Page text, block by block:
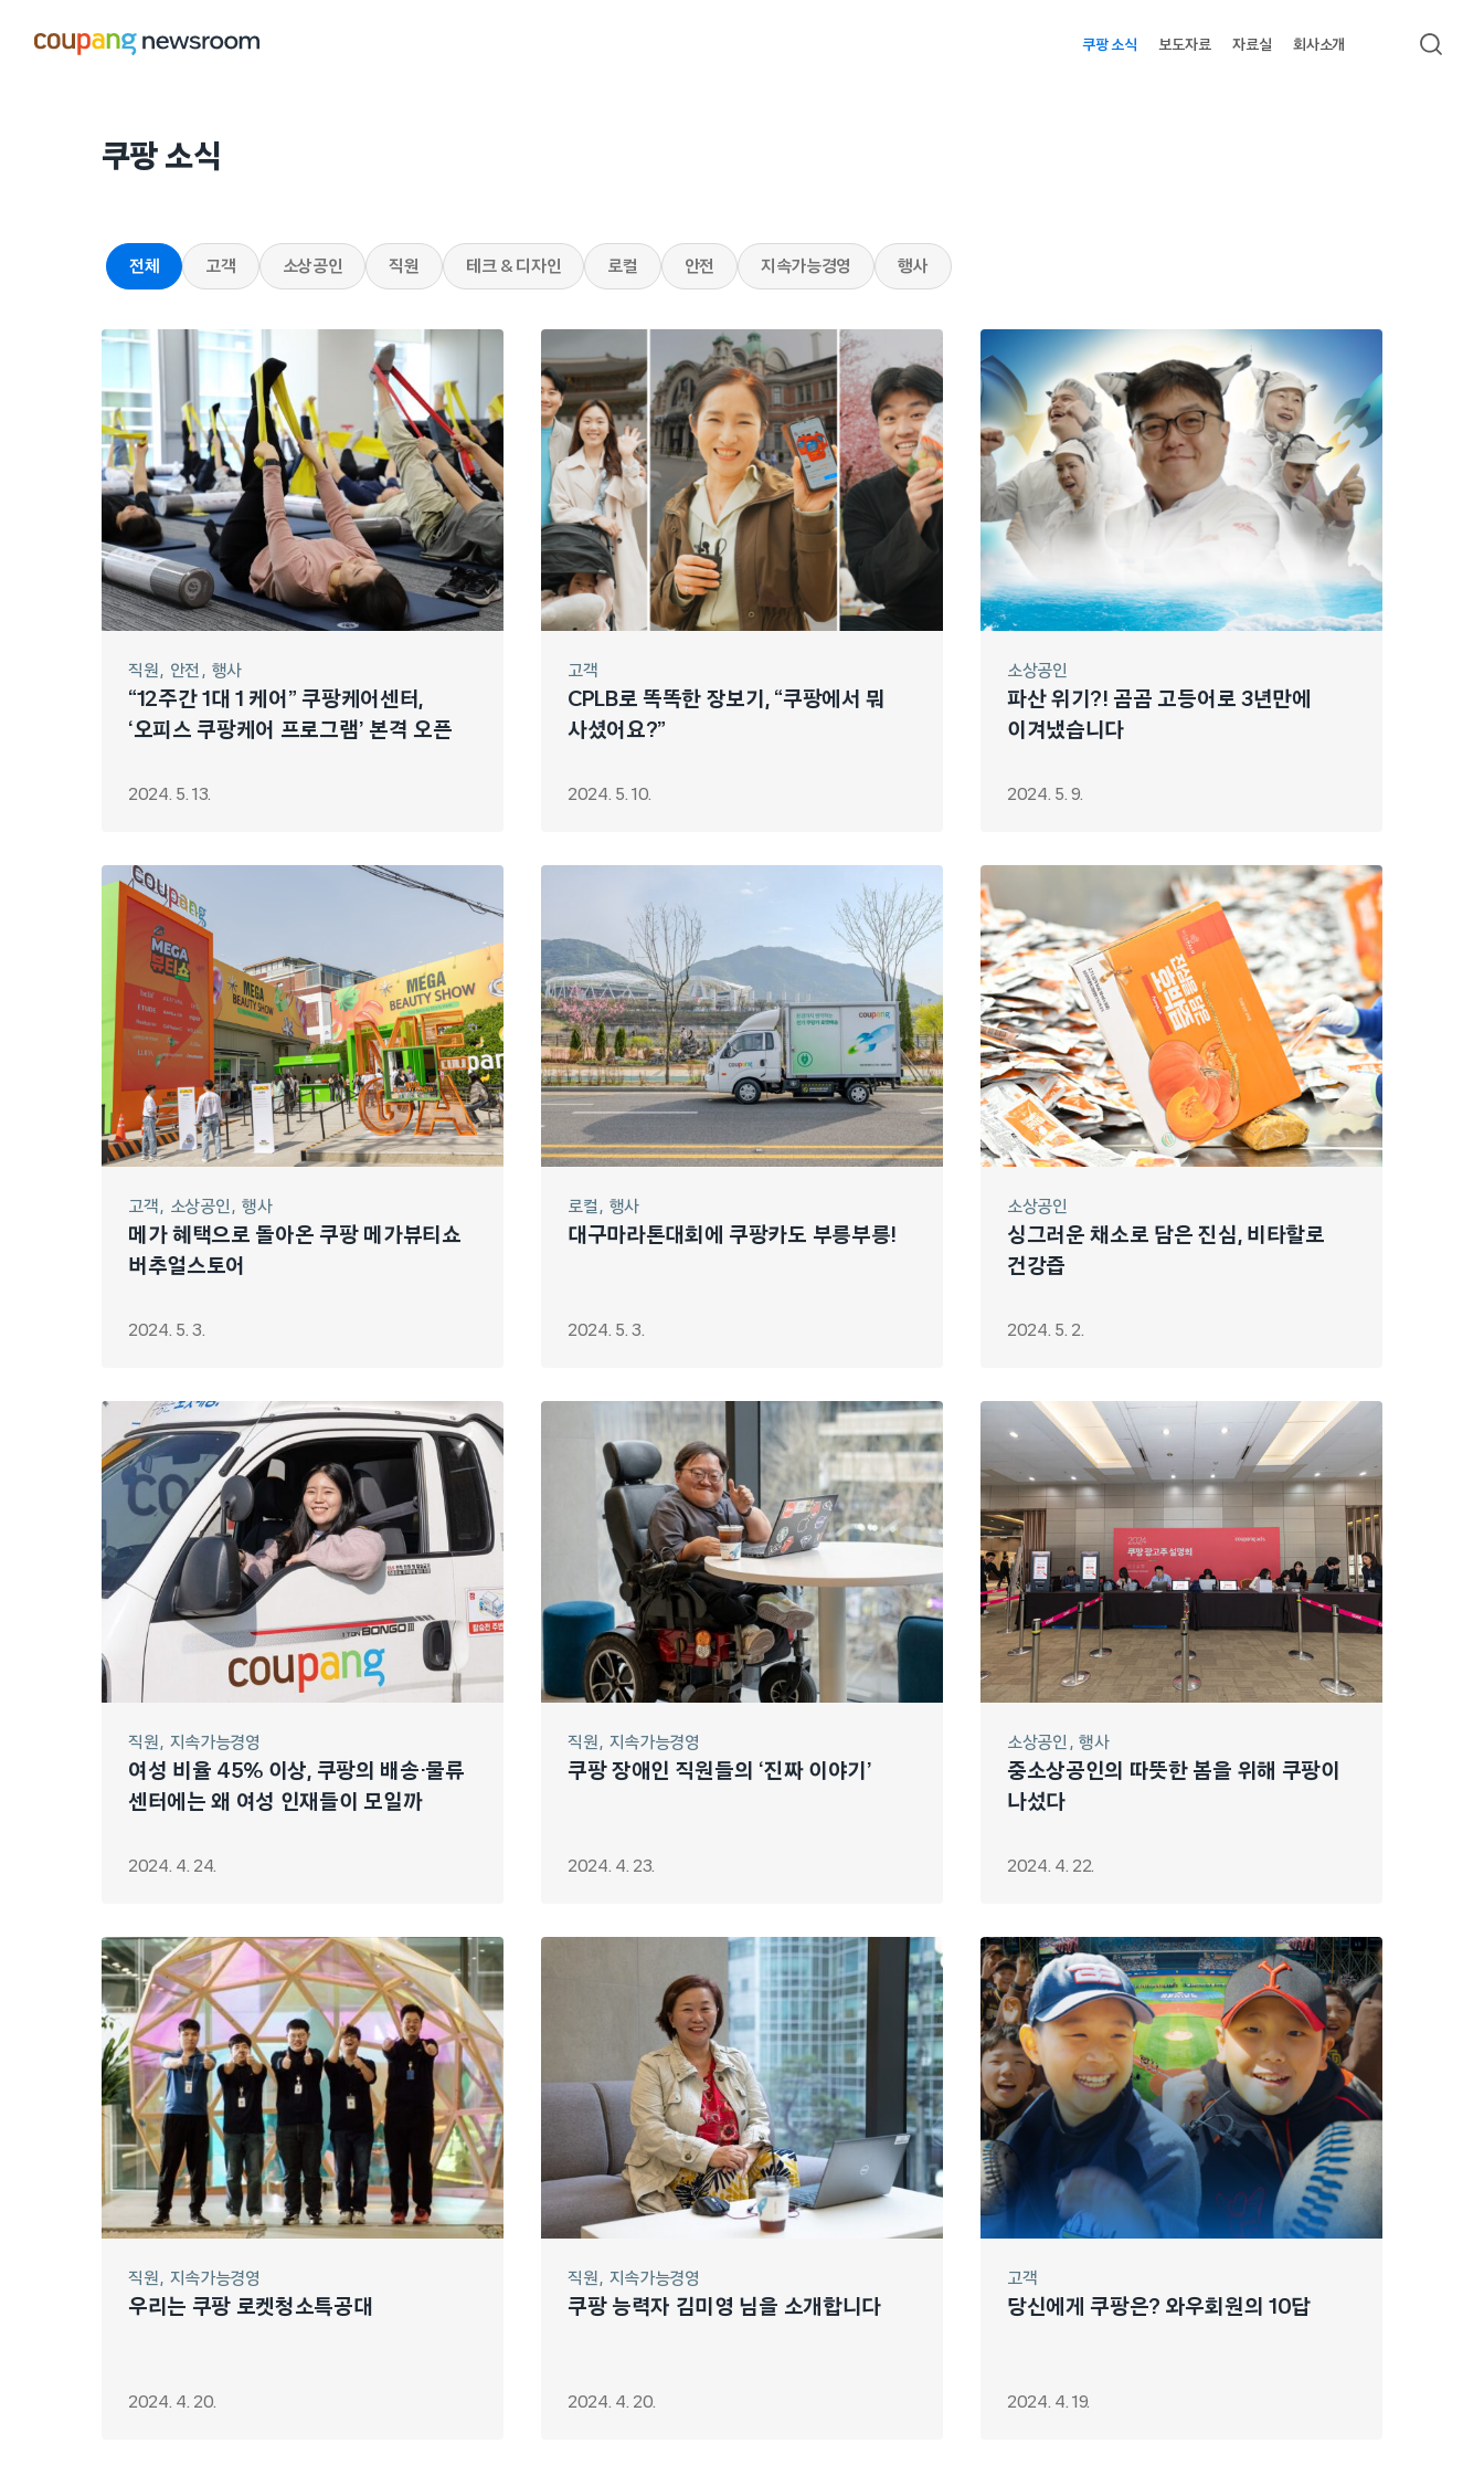
쿠팡 소식 보도자료 자료실 회사소개 검색
쿠팡 소식
전체 고객 소상공인 직원 테크 & 디자인 로컬 안전 지속가능경영 행사
직원 안전 행사
“12주간 1대 1 케어” 쿠팡케어센터,
‘오피스 쿠팡케어 프로그램’ 본격 오픈
2024. 5. 13.
고객
CPLB로 똑똑한 장보기, “쿠팡에서 뭐
사셨어요?”
2024. 5. 10.
소상공인
파산 위기?! 곰곰 고등어로 3년만에
이겨냈습니다
2024. 5. 9.
고객 소상공인 행사
메가 혜택으로 돌아온 쿠팡 메가뷰티쇼
버추얼스토어
2024. 5. 3.
로컬 행사
대구마라톤대회에 쿠팡카도 부릉부릉!
2024. 5. 3.
소상공인
싱그러운 채소로 담은 진심, 비타할로
건강즙
2024. 5. 2.
직원 지속가능경영
여성 비율 45% 이상, 쿠팡의 배송·물류
센터에는 왜 여성 인재들이 모일까
2024. 4. 24.
직원 지속가능경영
쿠팡 장애인 직원들의 ‘진짜 이야기’
2024. 4. 23.
소상공인 행사
중소상공인의 따뜻한 봄을 위해 쿠팡이
나섰다
2024. 4. 22.
직원 지속가능경영
우리는 쿠팡 로켓청소특공대
2024. 4. 20.
직원 지속가능경영
쿠팡 능력자 김미영 님을 소개합니다
2024. 4. 20.
고객
당신에게 쿠팡은? 와우회원의 10답
2024. 4. 19.